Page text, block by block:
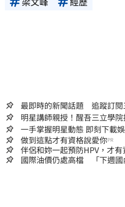
最即時的新聞話題 追蹤訂閱
明星講師親授！醒吾三立學
一手掌握明星動態
做到這點才有資格說愛你PR
伴侶和妳一起預防HPV，才有
國際油價仍處高檔 「下週國